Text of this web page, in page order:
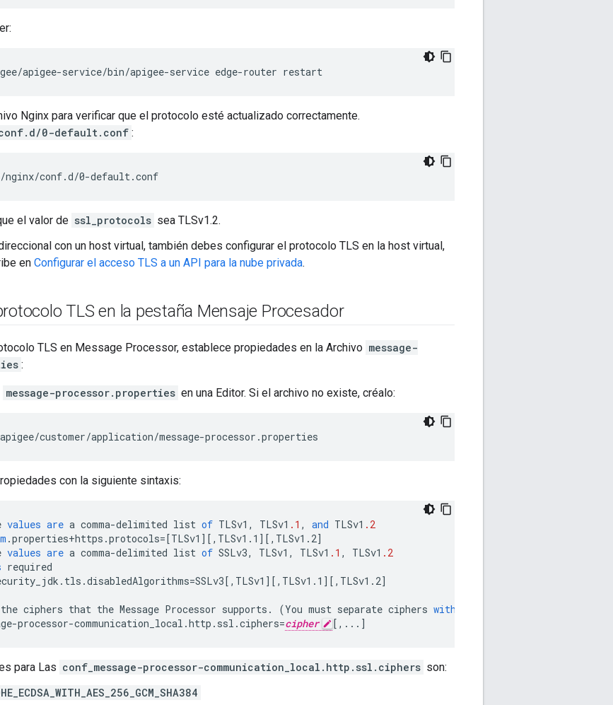
apigee-service/bin/apigee-service edge-router restart
Nginx para verificar que el protocolo esté actualizado correctamente.
0-default.conf :
conf.d/0-default.conf
el valor de ssl_protocols sea TLSv1.2.
con un host virtual, también debes configurar el protocolo TLS en la host virtual,
en Configurar el acceso TLS a un API para la nube privada.
TLS en la pestaña Mensaje Procesador
TLS en Message Processor, establece propiedades en la Archivo message-
:
message-processor.properties en una Editor. Si el archivo no existe, créalo:
customer/application/message-processor.properties
con la siguiente sintaxis:
values are a comma-delimited list of TLSv1 , TLSv1 .1 , and TLSv1 .2
.properties+https .protocols=[TLSv1 ][ ,TLSv1.1 ][ ,TLSv1.2]
values are a comma-delimited list of SSLv3, TLSv1 , TLSv1 .1 , TLSv1 .2
required
. tls .disabledAlgorithms=SSLv3[ ,TLSv1 ][ ,TLSv1.1 ][ ,TLSv1.2]
the ciphers that the Message Processor supports . (You must separate ciphers with
-processor-communication_local .http . ssl .ciphers=cipher [ ,... ]
para Las conf_message-processor-communication_local.http.ssl.ciphers son: